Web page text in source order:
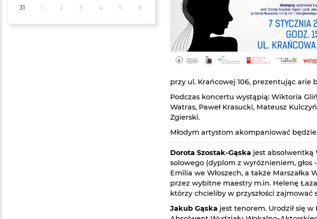
przy ul. Krańcowej 106, prezentując arie
Podczas koncertu wystąpią: Wiktoria
Watras, Paweł Krasucki, Mateusz
Zgierski.
Młodym artystom akompaniować będzie
Dorota Szostak-Gąska jest absolwentką
solowego (dyplom z wyróżnieniem,
Emilia we Włoszech, a także
przez wybitne maestry m.in. Helenę
którzy chcieliby w przyszłości
Jakub Gąska jest tenorem. Urodził się
31 1 2 3 4 5 6